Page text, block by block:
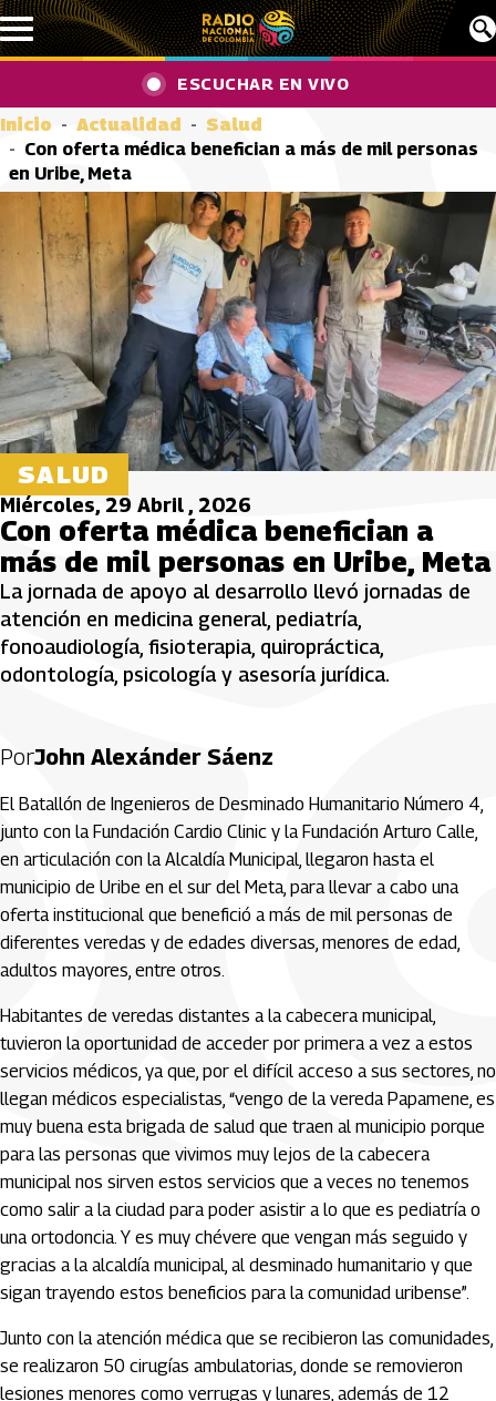
Pasar al contenido principal
ESCUCHAR EN VIVO
Inicio Actualidad
Salud
Con oferta médica benefician a más de mil personas
en Uribe, Meta
SALUD
Miércoles, 29 Abril , 2026
Con oferta médica benefician a
más de mil personas en Uribe, Meta
La jornada de apoyo al desarrollo llevó jornadas de
atención en medicina general, pediatría,
fonoaudiología, fisioterapia, quiropráctica,
odontología, psicología y asesoría jurídica.
PorJohn Alexánder Sáenz
El Batallón de Ingenieros de Desminado Humanitario Número 4,
junto con la Fundación Cardio Clinic y la Fundación Arturo Calle,
en articulación con la Alcaldía Municipal, llegaron hasta el
municipio de Uribe en el sur del Meta, para llevar a cabo una
oferta institucional que benefició a más de mil personas de
diferentes veredas y de edades diversas, menores de edad,
adultos mayores, entre otros.
Habitantes de veredas distantes a la cabecera municipal,
tuvieron la oportunidad de acceder por primera a vez a estos
servicios médicos, ya que, por el difícil acceso a sus sectores, no
llegan médicos especialistas, “vengo de la vereda Papamene, es
muy buena esta brigada de salud que traen al municipio porque
para las personas que vivimos muy lejos de la cabecera
municipal nos sirven estos servicios que a veces no tenemos
como salir a la ciudad para poder asistir a lo que es pediatría o
una ortodoncia. Y es muy chévere que vengan más seguido y
gracias a la alcaldía municipal, al desminado humanitario y que
sigan trayendo estos beneficios para la comunidad uribense”.
Junto con la atención médica que se recibieron las comunidades,
se realizaron 50 cirugías ambulatorias, donde se removieron
lesiones menores como verrugas y lunares, además de 12